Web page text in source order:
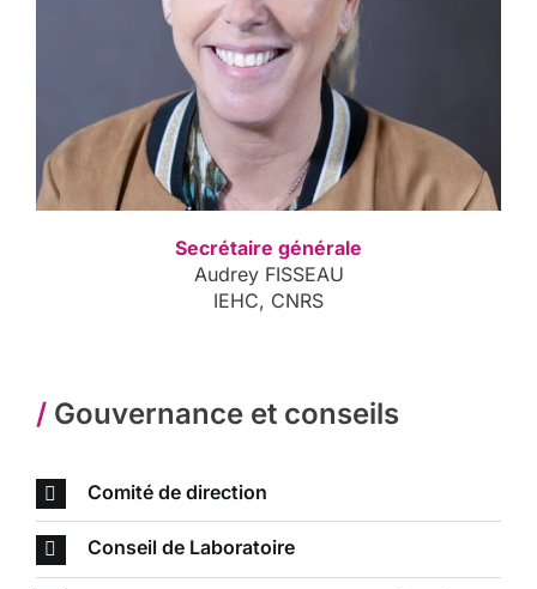
Secrétaire générale
Audrey FISSEAU
IEHC, CNRS
/Gouvernance et conseils
Comité de direction
Conseil de Laboratoire